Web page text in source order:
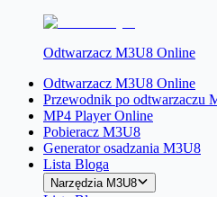
Odtwarzacz M3U8 Online
Odtwarzacz M3U8 Online
Przewodnik po odtwarzaczu
MP4 Player Online
Pobieracz M3U8
Generator osadzania M3U8
Lista Bloga
Narzędzia M3U8